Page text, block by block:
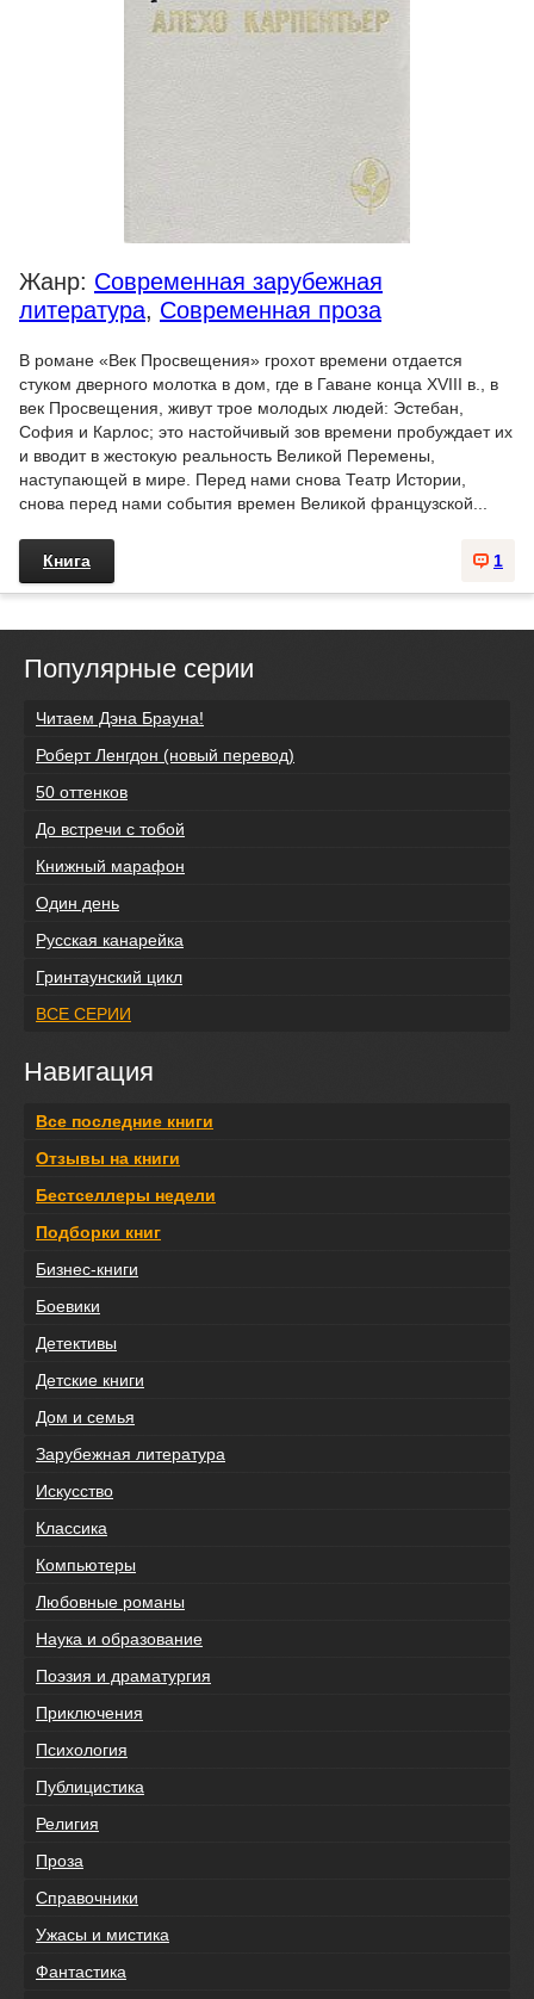
Жанр: Современная зарубежная
литература, Современная проза
В романе «Век Просвещения» грохот времени отдается
стуком дверного молотка в дом, где в Гаване конца XVIII в., в
век Просвещения, живут трое молодых людей: Эстебан,
София и Карлос; это настойчивый зов времени пробуждает их
и вводит в жестокую реальность Великой Перемены,
наступающей в мире. Перед нами снова Театр Истории,
снова перед нами события времен Великой французской...
1
Книга
Популярные серии
Читаем Дэна Брауна!
Роберт Ленгдон (новый перевод)
50 оттенков
До встречи с тобой
Книжный марафон
Один день
Русская канарейка
Гринтаунский цикл
ВСЕ СЕРИИ
Навигация
Все последние книги
Отзывы на книги
Бестселлеры недели
Подборки книг
Бизнес-книги
Боевики
Детективы
Детские книги
Дом и семья
Зарубежная литература
Искусство
Классика
Компьютеры
Любовные романы
Наука и образование
Поэзия и драматургия
Приключения
Психология
Публицистика
Религия
Проза
Справочники
Ужасы и мистика
Фантастика